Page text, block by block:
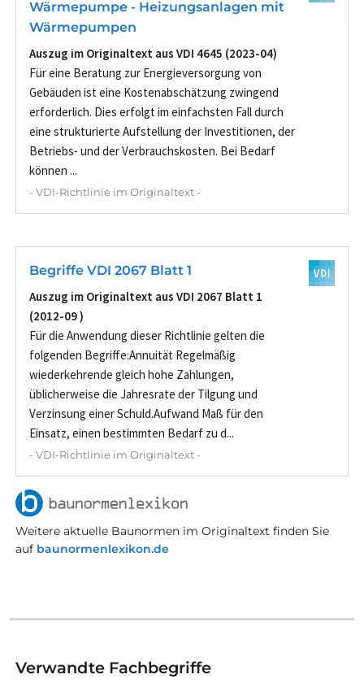
Wärmepumpe - Heizungsanlagen mit
Wärmepumpen
Auszug im Originaltext aus VDI 4645 (2023-04)
Für eine Beratung zur Energieversorgung von
Gebäuden ist eine Kostenabschätzung zwingend
erforderlich. Dies erfolgt im einfachsten Fall durch
eine strukturierte Aufstellung der Investitionen, der
Betriebs- und der Verbrauchskosten. Bei Bedarf
können ...
- VDI-Richtlinie im Originaltext -
Begriffe VDI 2067 Blatt 1
Auszug im Originaltext aus VDI 2067 Blatt 1
(2012-09 )
Für die Anwendung dieser Richtlinie gelten die
folgenden Begriffe:Annuität Regelmäßig
wiederkehrende gleich hohe Zahlungen,
üblicherweise die Jahresrate der Tilgung und
Verzinsung einer Schuld.Aufwand Maß für den
Einsatz, einen bestimmten Bedarf zu d...
- VDI-Richtlinie im Originaltext -
Weitere aktuelle Baunormen im Originaltext finden Sie
auf baunormenlexikon.de
Verwandte Fachbegriffe